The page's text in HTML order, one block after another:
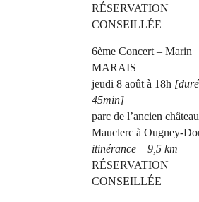
RÉSERVATION
CONSEILLÉE
6ème Concert – Marin
MARAIS
jeudi 8 août à 18h
45min]
parc de l’ancien
Mauclerc à Ougney-
itinérance – 9,5 km
RÉSERVATION
CONSEILLÉE